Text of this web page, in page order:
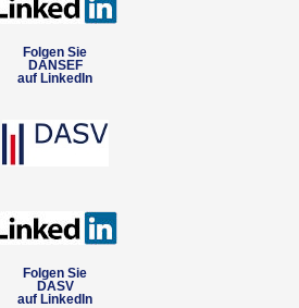
Folgen Sie
DANSEF
auf LinkedIn
Folgen Sie
DASV
auf LinkedIn